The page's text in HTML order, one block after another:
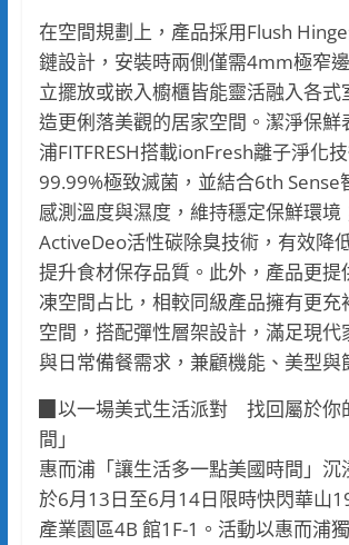
在空間規劃上，產品採用Flush
鏈設計，安裝時兩側僅需4mm極窄
立擺放或嵌入櫥櫃皆能靈活融入各式
造更俐落美觀的居家空間。潔淨保鮮
浦FITFRESH搭載ionFresh離子淨化
99.99%極致滅菌，並結合6th Sense
感測溫度與濕度，維持穩定保鮮環境
ActiveDeo活性碳除臭技術，有效降
提升食材保存品質。此外，產品更提
凍空間占比，相較同級產品擁有更充
空間，搭配彈性層架設計，滿足現代
與日常備餐需求，兼顧機能、美型與
▉以一場美式生活派對 找回屬於你
間」
惠而浦「讓生活多一點美國時間」沉
於6月13日至6月14日限時快閃華山
產業園區4B 館1F-1。活動以惠而浦